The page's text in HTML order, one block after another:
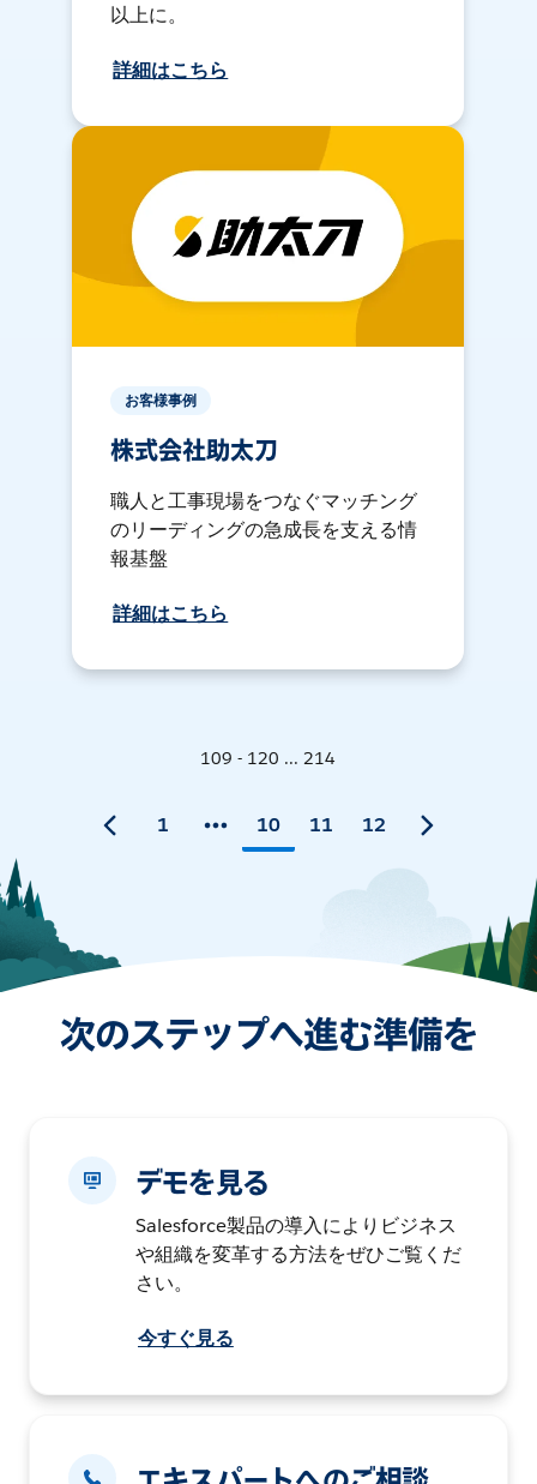
以上に。
詳細はこちら
お客様事例
株式会社助太刀
職人と工事現場をつなぐマッチング
のリーディングの急成長を支える情
報基盤
詳細はこちら
109 - 120 ... 214
1 10 11 12
次のステップへ進む準備を
デモを見る
Salesforce製品の導入によりビジネス
や組織を変革する方法をぜひご覧くだ
さい。
今すぐ見る